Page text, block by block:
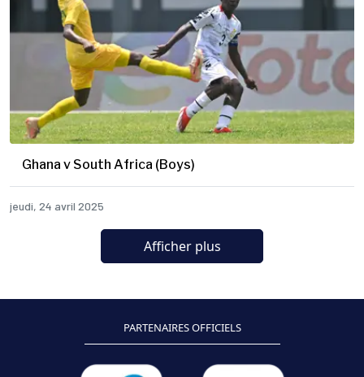
Ghana v South Africa (Boys)
jeudi, 24 avril 2025
Afficher plus
PARTENAIRES OFFICIELS